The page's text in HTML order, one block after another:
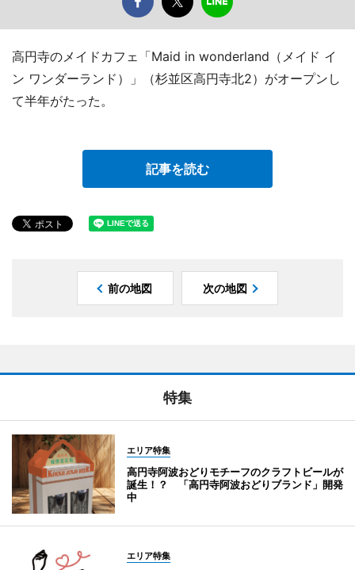
高円寺のメイドカフェ「Maid in wonderland（メイド イ
ン ワンダーランド）」（杉並区高円寺北2）がオープンし
て半年がたった。
記事を読む
前の地図 次の地図
特集
エリア特集
高円寺阿波おどりモチーフのクラフトビールが
誕生！？ 「高円寺阿波おどりブランド」開発
中
エリア特集